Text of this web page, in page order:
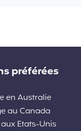
préférées
en Australie
au Canada
Etats-Unis